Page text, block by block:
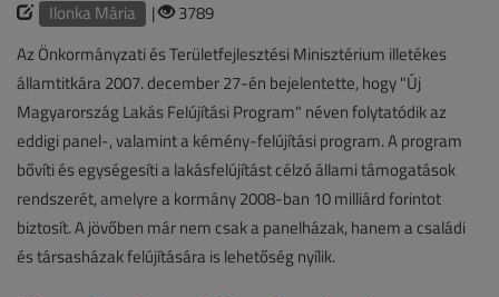
Ilonka Mária |
3789
Az Önkormányzati és Területfejlesztési Minisztérium illetékes
államtitkára 2007. december 27-én bejelentette, hogy "Új
Magyarország Lakás Felújítási Program" néven folytatódik az
eddigi panel-, valamint a kémény-felújítási program. A program
bővíti és egységesíti a lakásfelújítást célzó állami támogatások
rendszerét, amelyre a kormány 2008-ban 10 milliárd forintot
biztosít. A jövőben már nem csak a panelházak, hanem a családi
és társasházak felújítására is lehetőség nyílik.